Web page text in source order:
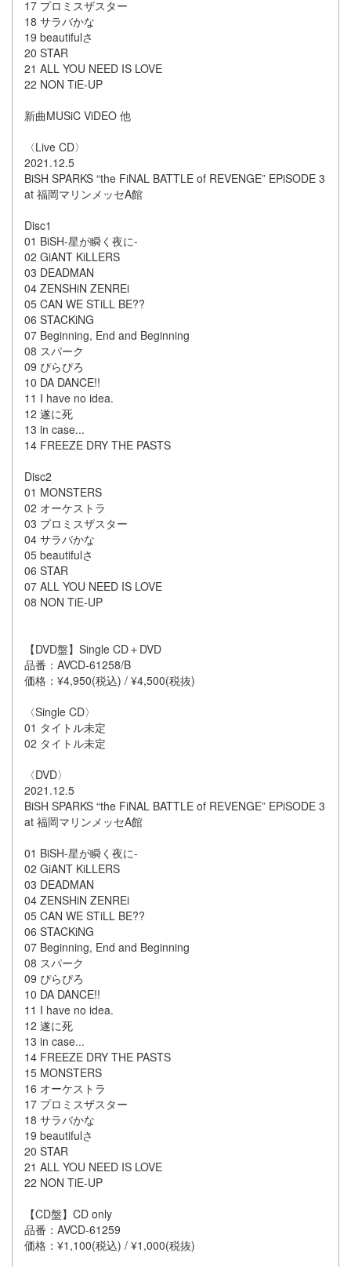
17 プロミスザスター
18 サラバかな
19 beautifulさ
20 STAR
21 ALL YOU NEED IS LOVE
22 NON TiE-UP
新曲MUSiC ViDEO 他
〈Live CD〉
2021.12.5
BiSH SPARKS “the FiNAL BATTLE of REVENGE” EPiSODE 3
at 福岡マリンメッセA館
Disc1
01 BiSH-星が瞬く夜に-
02 ​​GiANT KiLLERS
03 DEADMAN
04 ZENSHiN ZENREi
05 CAN WE STiLL BE??
06 STACKiNG
07 Beginning, End and Beginning
08 スパーク
09 ぴらぴろ
10 DA DANCE!!
11 I have no idea.
12 遂に死
13 in case...
14 FREEZE DRY THE PASTS
Disc2
01 MONSTERS
02 オーケストラ
03 プロミスザスター
04 サラバかな
05 beautifulさ
06 STAR
07 ALL YOU NEED IS LOVE
08 NON TiE-UP
【DVD盤】Single CD＋DVD
品番：AVCD-61258/B
価格：¥4,950(税込) / ¥4,500(税抜)
〈Single CD〉
01 タイトル未定
02 タイトル未定
〈DVD〉
2021.12.5
BiSH SPARKS “the FiNAL BATTLE of REVENGE” EPiSODE 3
at 福岡マリンメッセA館
01 BiSH-星が瞬く夜に-
02 ​​GiANT KiLLERS
03 DEADMAN
04 ZENSHiN ZENREi
05 CAN WE STiLL BE??
06 STACKiNG
07 Beginning, End and Beginning
08 スパーク
09 ぴらぴろ
10 DA DANCE!!
11 I have no idea.
12 遂に死
13 in case...
14 FREEZE DRY THE PASTS
15 MONSTERS
16 オーケストラ
17 プロミスザスター
18 サラバかな
19 beautifulさ
20 STAR
21 ALL YOU NEED IS LOVE
22 NON TiE-UP
【CD盤】CD only
品番：AVCD-61259
価格：¥1,100(税込) / ¥1,000(税抜)